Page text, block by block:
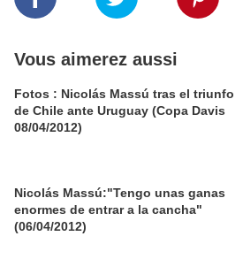
Vous aimerez aussi
Fotos : Nicolás Massú tras el triunfo
de Chile ante Uruguay (Copa Davis
08/04/2012)
Nicolás Massú:"Tengo unas ganas
enormes de entrar a la cancha"
(06/04/2012)